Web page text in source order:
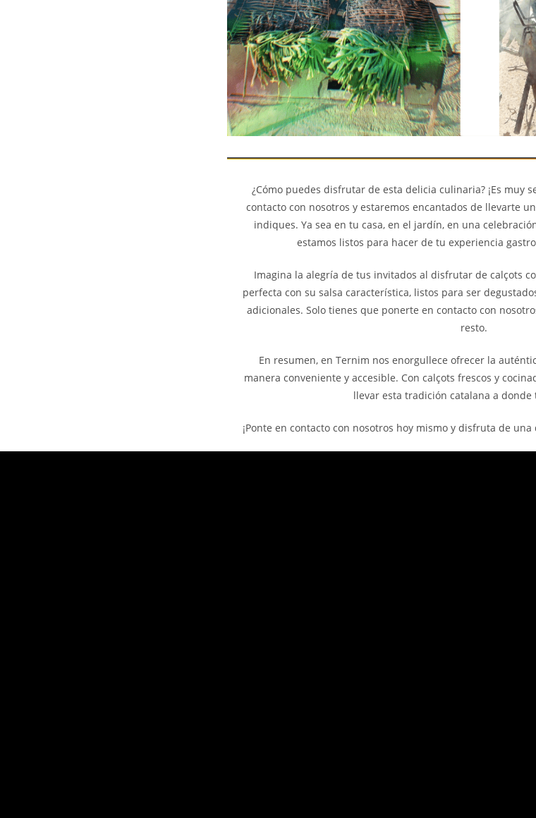
¿Cómo puedes disfrutar de esta delicia culinaria? ¡Es muy
contacto con nosotros y estaremos encantados de llevarte
indiques. Ya sea en tu casa, en el jardín, en una
estamos listos para hacer de tu experiencia
Imagina la alegría de tus invitados al disfrutar de calçots
perfecta con su salsa característica, listos para ser
adicionales. Solo tienes que ponerte en contacto con
resto.
En resumen, en Ternim nos enorgullece ofrecer la
manera conveniente y accesible. Con calçots frescos y
llevar esta tradición catalana a donde
¡Ponte en contacto con nosotros hoy mismo y disfruta de